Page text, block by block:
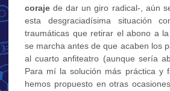
corajede dar un giro radical-, aún
esta desgraciadísima situación
traumáticas que retirar el abono a
se marcha antes de que acaben los
al cuarto anfiteatro (aunque sería
Para mí la solución más práctica y
hemos propuesto en otras